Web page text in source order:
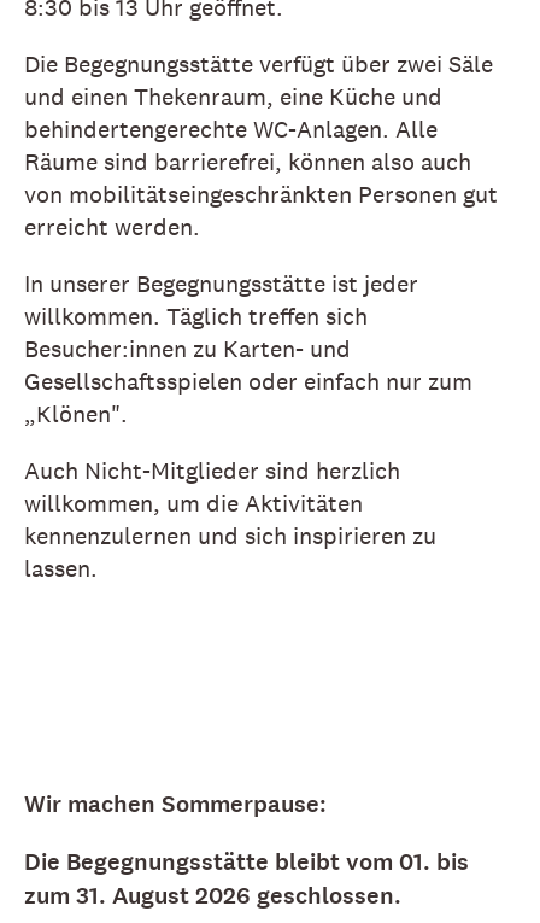
8:30 bis 13 Uhr geöffnet.
Die Begegnungsstätte verfügt über zwei Säle
und einen Thekenraum, eine Küche und
behindertengerechte WC-Anlagen. Alle
Räume sind barrierefrei, können also auch
von mobilitätseingeschränkten Personen gut
erreicht werden.
In unserer Begegnungsstätte ist jeder
willkommen. Täglich treffen sich
Besucher:innen zu Karten- und
Gesellschaftsspielen oder einfach nur zum
„Klönen".
Auch Nicht-Mitglieder sind herzlich
willkommen, um die Aktivitäten
kennenzulernen und sich inspirieren zu
lassen.
Wir machen Sommerpause:
Die Begegnungsstätte bleibt vom 01. bis
zum 31. August 2026 geschlossen.